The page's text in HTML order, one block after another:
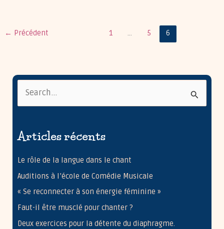
chante
← Précédent 1 … 5 6
h
r
c
h
Articles récents
Le rôle de la langue dans le chant
Auditions à l’école de Comédie Musicale
« Se reconnecter à son énergie féminine »
Faut-il être musclé pour chanter ?
Deux exercices pour la détente du diaphragme.